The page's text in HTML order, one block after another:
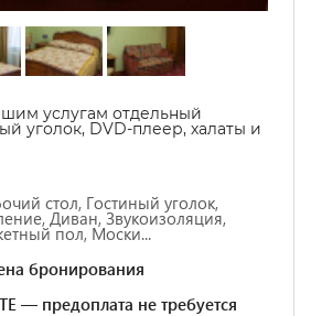
услугам отдельный
уголок, DVD-плеер, халаты и
стол, Гостиный уголок,
Диван, Звукоизоляция,
пол, Моски...
бронирования
— предоплата не требуется